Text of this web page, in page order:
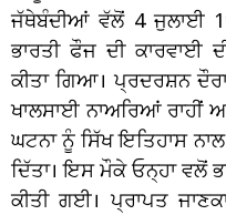
ਜੱਥੇਬੰਦੀਆਂ ਵੱਲੋਂ 4 ਜੁਲਾਈ
ਭਾਰਤੀ ਫੌਜ ਦੀ ਕਾਰਵਾਈ
ਕੀਤਾ ਗਿਆ। ਪ੍ਰਦਰਸ਼ਨ
ਖਾਲਸਾਈ ਨਾਅਰਿਆਂ
ਘਟਨਾ ਨੂੰ ਸਿੱਖ ਇਤਿਹਾਸ
ਦਿੱਤਾ। ਇਸ ਮੌਕੇ ਓਨ੍ਹਾ ਵਲੋਂ
ਕੀਤੀ ਗਈ। ਪ੍ਰਾਪਤ